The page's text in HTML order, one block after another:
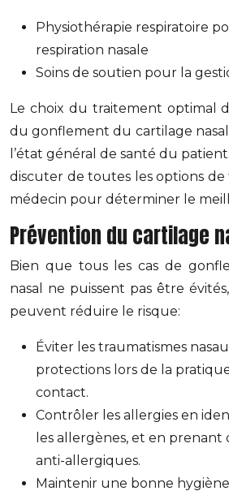
Physiothérapie respiratoire
respiration nasale
Soins de soutien pour la
Le choix du traitement optimal
du gonflement du cartilage
l’état général de santé du
discuter de toutes les options
médecin pour déterminer le
Prévention du cartilage
Bien que tous les cas de
nasal ne puissent pas être
peuvent réduire le risque:
Éviter les traumatismes
protections lors de la
contact.
Contrôler les allergies en
les allergènes, et en prenant
anti-allergiques.
Maintenir une bonne hygiène